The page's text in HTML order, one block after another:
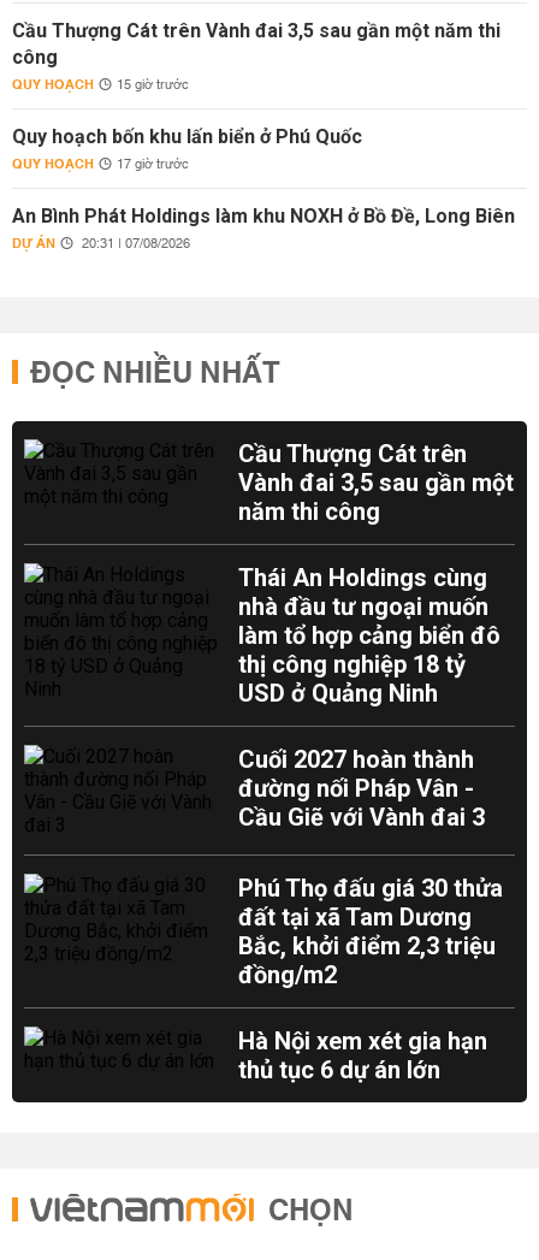
Cầu Thượng Cát trên Vành đai 3,5 sau gần một năm thi
công
QUY HOẠCH 15 giờ trước
Quy hoạch bốn khu lấn biển ở Phú Quốc
QUY HOẠCH 17 giờ trước
An Bình Phát Holdings làm khu NOXH ở Bồ Đề, Long Biên
DỰ ÁN 20:31 | 07/08/2026
ĐỌC NHIỀU NHẤT
Cầu Thượng Cát trên
Vành đai 3,5 sau gần một
năm thi công
Thái An Holdings cùng
nhà đầu tư ngoại muốn
làm tổ hợp cảng biển đô
thị công nghiệp 18 tỷ
USD ở Quảng Ninh
Cuối 2027 hoàn thành
đường nối Pháp Vân -
Cầu Giẽ với Vành đai 3
Phú Thọ đấu giá 30 thửa
đất tại xã Tam Dương
Bắc, khởi điểm 2,3 triệu
đồng/m2
Hà Nội xem xét gia hạn
thủ tục 6 dự án lớn
CHỌN